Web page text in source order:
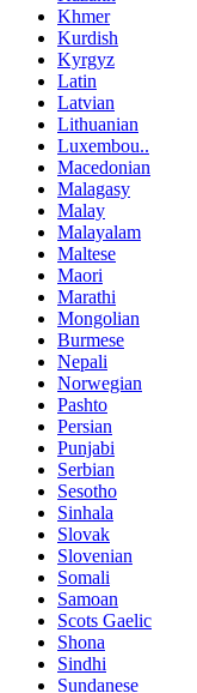
Khmer
Kurdish
Kyrgyz
Latin
Latvian
Lithuanian
Luxembou..
Macedonian
Malagasy
Malay
Malayalam
Maltese
Maori
Marathi
Mongolian
Burmese
Nepali
Norwegian
Pashto
Persian
Punjabi
Serbian
Sesotho
Sinhala
Slovak
Slovenian
Somali
Samoan
Scots Gaelic
Shona
Sindhi
Sundanese